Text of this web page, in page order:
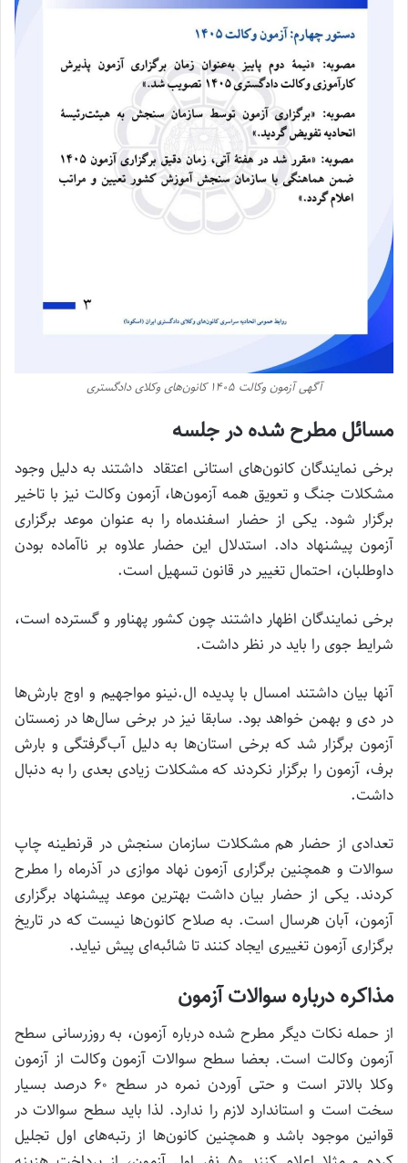
آگهی آزمون وکالت ۱۴۰۵ کانون‌های وکلای دادگستری
مسائل مطرح شده در جلسه
برخی نمایندگان کانون‌های استانی اعتقاد داشتند به دلیل وجود
مشکلات جنگ و تعویق همه آزمون‌ها، آزمون وکالت نیز با تاخیر
برگزار شود. یکی از حضار اسفندماه را به عنوان موعد برگزاری
آزمون پیشنهاد داد. استدلال این حضار علاوه بر ناآماده بودن
داوطلبان، احتمال تغییر در قانون تسهیل است.
برخی نمایندگان اظهار داشتند چون کشور پهناور و گسترده است،
شرایط جوی را باید در نظر داشت.
آنها بیان داشتند امسال با پدیده ال.نینو مواجهیم و اوج بارش‌ها
در دی و بهمن خواهد بود. سابقا نیز در برخی سال‌ها در زمستان
آزمون برگزار شد که برخی استان‌ها به دلیل آب‌گرفتگی و بارش
برف، آزمون را برگزار نکردند که مشکلات زیادی بعدی را به دنبال
داشت.
تعدادی از حضار هم مشکلات سازمان سنجش در قرنطینه چاپ
سوالات و همچنین برگزاری آزمون نهاد موازی در آذرماه را مطرح
کردند. یکی از حضار بیان داشت بهترین موعد پیشنهاد برگزاری
آزمون، آبان هرسال است. به صلاح کانون‌ها نیست که در تاریخ
برگزاری آزمون تغییری ایجاد کنند تا شائبه‌ای پیش نیاید.
مذاکره درباره سوالات آزمون
از حمله نکات دیگر مطرح شده درباره آزمون، به روزرسانی سطح
آزمون وکالت است. بعضا سطح سوالات آزمون وکالت از آزمون
وکلا بالاتر است و حتی آوردن نمره در سطح ۶۰ درصد بسیار
سخت است و استاندارد لازم را ندارد. لذا باید سطح سوالات در
قوانین موجود باشد و همچنین کانون‌ها از رتبه‌های اول تجلیل